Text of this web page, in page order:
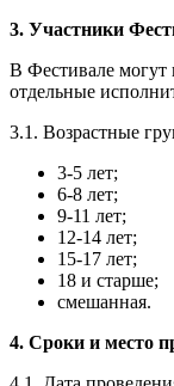
3. Участники
В Фестивале могут
отдельные
3.1. Возрастные
3-5 лет;
6-8 лет;
9-11 лет;
12-14 лет;
15-17 лет;
18 и старше;
смешанная.
4. Сроки и место